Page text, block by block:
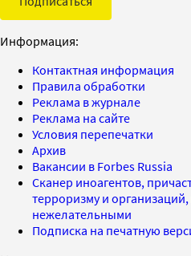
Информация:
Контактная информация
Правила обработки
Реклама в журнале
Реклама на сайте
Условия перепечатки
Архив
Вакансии в Forbes Russia
Сканер иноагентов,
терроризму и
нежелательными
Подписка на печатную